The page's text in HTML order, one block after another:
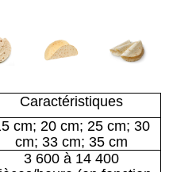
Caractéristiques
cm; 20 cm; 25 cm; 30
cm; 33 cm; 35 cm
3 600 à 14 400